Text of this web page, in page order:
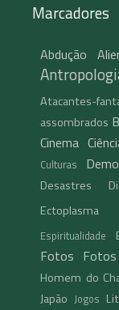
Marcadores
Abdução
Atacantes-
assombrados
Cinema
Culturas
Desastres
Ectoplasma
Espiritualidade
Fotos
Homem do
Japão Jogos